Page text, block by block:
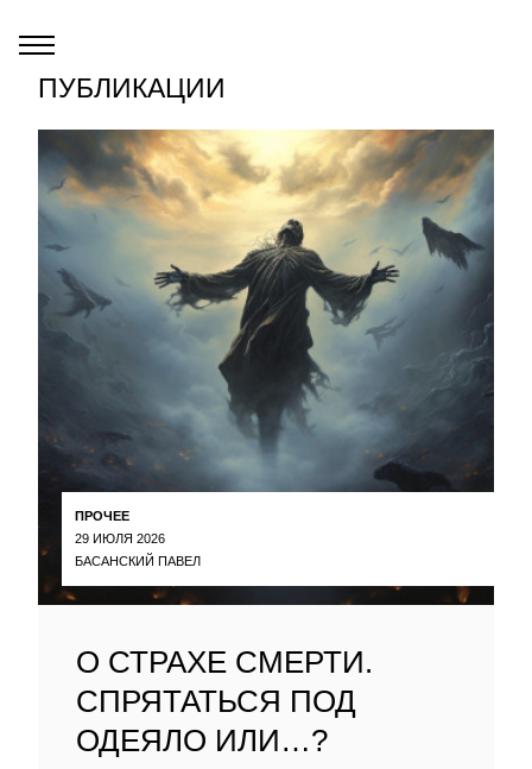
ПУБЛИКАЦИИ
ПРОЧЕЕ
29 ИЮЛЯ 2026
БАСАНСКИЙ ПАВЕЛ
О СТРАХЕ СМЕРТИ.
СПРЯТАТЬСЯ ПОД
ОДЕЯЛО ИЛИ…?